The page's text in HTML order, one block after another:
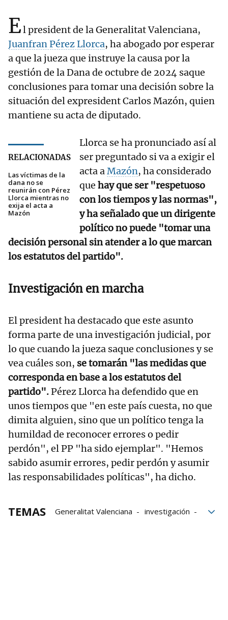
El president de la Generalitat Valenciana,
Juanfran Pérez Llorca, ha abogado por esperar
a que la jueza que instruye la causa por la
gestión de la Dana de octubre de 2024 saque
conclusiones para tomar una decisión sobre la
situación del expresident Carlos Mazón, quien
mantiene su acta de diputado.
RELACIONADAS
Las víctimas de la
dana no se
reunirán con Pérez
Llorca mientras no
exija el acta a
Mazón
Llorca se ha pronunciado así al
ser preguntado si va a exigir el
acta aMazón, ha considerado
que hay que ser "respetuoso
con los tiempos y las normas",
y ha señalado que un dirigente
político no puede "tomar una
decisión personal sin atender a lo que marcan
los estatutos del partido".
Investigación en marcha
El president ha destacado que este asunto
forma parte de una investigación judicial, por
lo que cuando la jueza saque conclusiones y se
vea cuáles son, se tomarán "las medidas que
corresponda en base a los estatutos del
partido".Pérez Llorca ha defendido que en
unos tiempos que "en este país cuesta, no que
dimita alguien, sino que un político tenga la
humildad de reconocer errores o pedir
perdón", el PP "ha sido ejemplar". "Hemos
sabido asumir errores, pedir perdón y asumir
las responsabilidades políticas", ha dicho.
TEMAS Generalitat Valenciana
investigación